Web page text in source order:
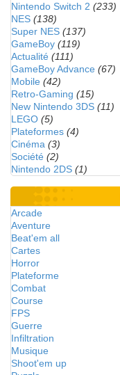
Nintendo Switch 2 (233)
NES (138)
Super NES (137)
GameBoy (119)
Actualité (111)
GameBoy Advance (67)
Mobile (42)
Retro-Gaming (15)
New Nintendo 3DS (11)
LEGO (5)
Plateformes (4)
Cinéma (3)
Société (2)
Nintendo 2DS (1)
Arcade
Aventure
Beat'em all
Cartes
Horror
Plateforme
Combat
Course
FPS
Guerre
Infiltration
Musique
Shoot'em up